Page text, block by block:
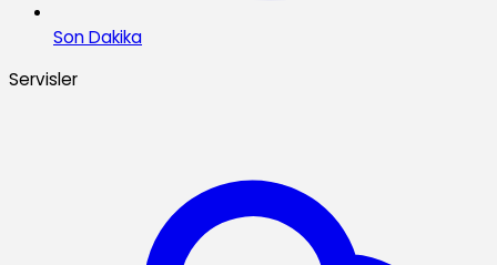
Son Dakika
Servisler